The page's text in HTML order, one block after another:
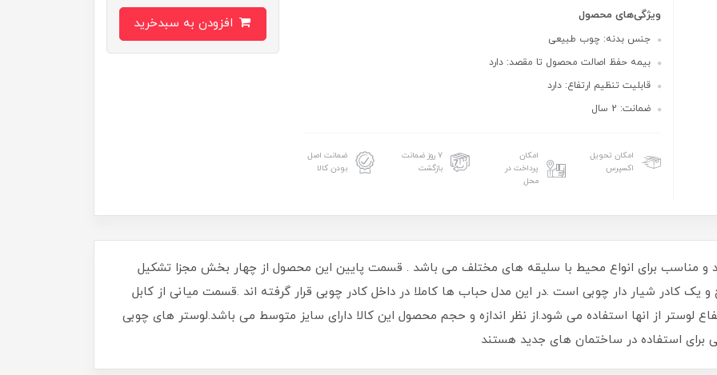
ویژگی‌های محصول
جنس بدنه: چوب طبیعی
بیمه حفظ اصالت محصول تا مقصد: دارد
قابلیت تنظیم ارتفاع: دارد
ضمانت: 2 سال
امکان تحویل
اکسپرس
امکان
پرداخت در
محل
۷ روز ضمانت
بازگشت
ضمانت اصل
بودن کالا
منحصر به فرد و مناسب برای انواع محیط با سلیقه های مختلف می باشد . قسمت پایین این محصول از چهار بخش مجزا تشکیل
شیار دار چوبی است .در این مدل حباب ها کاملا در داخل کادر چوبی قرار گرفته اند .قسمت میانی از کابل
از انها استفاده می شود.از نظر اندازه و حجم محصول این کالا دارای سایز متوسط می باشد.لوستر های چوبی
برای استفاده در ساختمان های جدید هستند